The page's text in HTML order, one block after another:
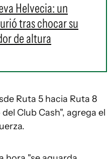
Helvecia: un
tras chocar su
de altura
Ruta 5 hacia Ruta 8
Club Cash", agrega el